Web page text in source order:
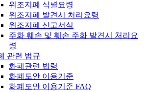
위조지폐 식별요령
위조지폐 발견시 처리요령
위조지폐 신고서식
주화 훼손 및 훼손 주화 발견시 처리요
령
관련 법규
화폐관련 법령
화폐도안 이용기준
화폐도안 이용기준 FAQ